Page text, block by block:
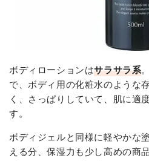
ボディローションはサラサラ系
で、ボディ用の化粧水のような
く、さっぱりしていて、肌に適
す。
ボディジェルと同様に軽やかな
える分、保湿力も少し高めの商